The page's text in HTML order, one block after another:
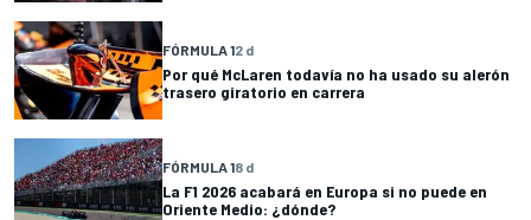
FÓRMULA 12 d
Por qué McLaren todavía no ha usado su alerón
trasero giratorio en carrera
FÓRMULA 18 d
La F1 2026 acabará en Europa si no puede en
Oriente Medio: ¿dónde?